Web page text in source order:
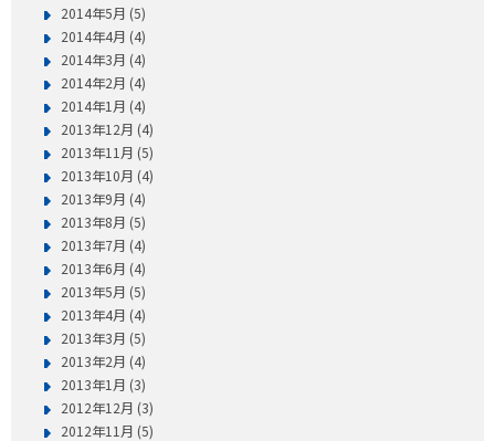
2014年5月 (5)
2014年4月 (4)
2014年3月 (4)
2014年2月 (4)
2014年1月 (4)
2013年12月 (4)
2013年11月 (5)
2013年10月 (4)
2013年9月 (4)
2013年8月 (5)
2013年7月 (4)
2013年6月 (4)
2013年5月 (5)
2013年4月 (4)
2013年3月 (5)
2013年2月 (4)
2013年1月 (3)
2012年12月 (3)
2012年11月 (5)